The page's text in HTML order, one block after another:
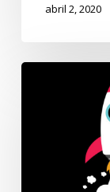
abril 2, 2020